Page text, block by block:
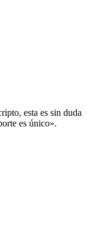
esta es sin duda
es único».